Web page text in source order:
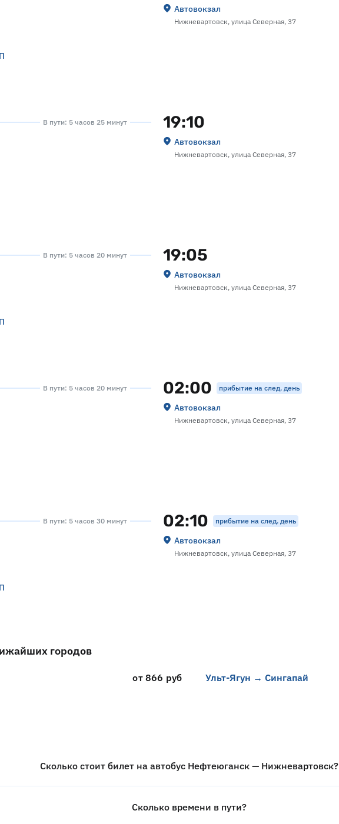
Автовокзал
Нижневартовск, улица Северная, 37
В пути: 5 часов 25 минут 19:10
Автовокзал
Нижневартовск, улица Северная, 37
В пути: 5 часов 20 минут 19:05
Автовокзал
Нижневартовск, улица Северная, 37
В пути: 5 часов 20 минут 02:00 прибытие на след. день
Автовокзал
Нижневартовск, улица Северная, 37
В пути: 5 часов 30 минут 02:10 прибытие на след. день
Автовокзал
Нижневартовск, улица Северная, 37
городов
от 866 руб Ульт-Ягун → Сингапай
Сколько стоит билет на автобус Нефтеюганск — Нижневартовск?
Сколько времени в пути?